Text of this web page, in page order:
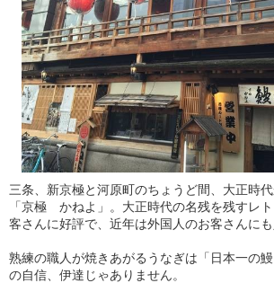
三条、新京極と河原町のちょうど間、大正時
「京極 かねよ」。大正時代の名残を残すレ
客さんに好評で、近年は外国人のお客さんにも
熟練の職人が焼きあがるうなぎは「日本一の
の自信、伊達じゃありません。